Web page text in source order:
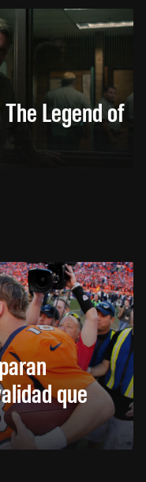
Legend of
que